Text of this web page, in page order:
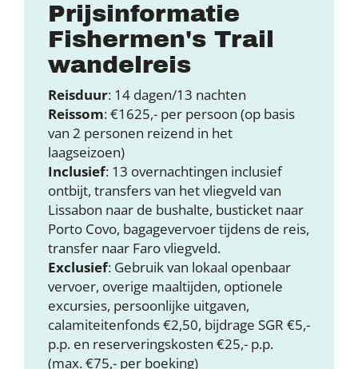
Prijsinformatie
Fishermen's Trail
wandelreis
Reisduur: 14 dagen/13 nachten
Reissom: €1625,- per persoon (op basis
van 2 personen reizend in het
laagseizoen)
Inclusief: 13 overnachtingen inclusief
ontbijt, transfers van het vliegveld van
Lissabon naar de bushalte, busticket naar
Porto Covo, bagagevervoer tijdens de reis,
transfer naar Faro vliegveld.
Exclusief: Gebruik van lokaal openbaar
vervoer, overige maaltijden, optionele
excursies, persoonlijke uitgaven,
calamiteitenfonds €2,50, bijdrage SGR €5,-
p.p. en reserveringskosten €25,- p.p.
(max. €75,- per boeking)